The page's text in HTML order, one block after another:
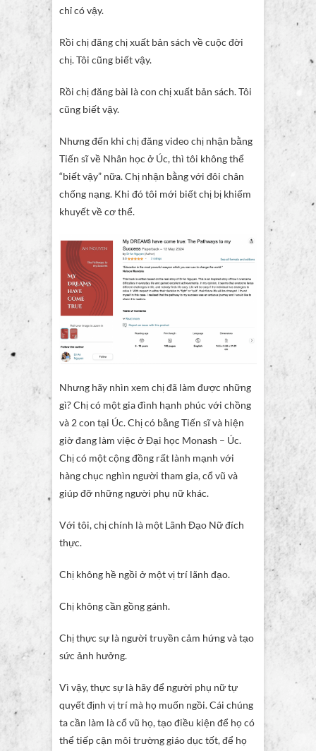
chỉ có vậy.
Rồi chị đăng chị xuất bản sách về cuộc đời
chị. Tôi cũng biết vậy.
Rồi chị đăng bài là con chị xuất bản sách. Tôi
cũng biết vậy.
Nhưng đến khi chị đăng video chị nhận bằng
Tiến sĩ về Nhân học ở Úc, thì tôi không thể
“biết vậy” nữa. Chị nhận bằng với đôi chân
chống nạng. Khi đó tôi mới biết chị bị khiếm
khuyết về cơ thể.
Nhưng hãy nhìn xem chị đã làm được những
gì? Chị có một gia đình hạnh phúc với chồng
và 2 con tại Úc. Chị có bằng Tiến sĩ và hiện
giờ đang làm việc ở Đại học Monash – Úc.
Chị có một cộng đồng rất lành mạnh với
hàng chục nghìn người tham gia, cổ vũ và
giúp đỡ những người phụ nữ khác.
Với tôi, chị chính là một Lãnh Đạo Nữ đích
thực.
Chị không hề ngồi ở một vị trí lãnh đạo.
Chị không cần gồng gánh.
Chị thực sự là người truyền cảm hứng và tạo
sức ảnh hưởng.
Vì vậy, thực sự là hãy để người phụ nữ tự
quyết định vị trí mà họ muốn ngồi. Cái chúng
ta cần làm là cổ vũ họ, tạo điều kiện để họ có
thể tiếp cận môi trường giáo dục tốt, để họ